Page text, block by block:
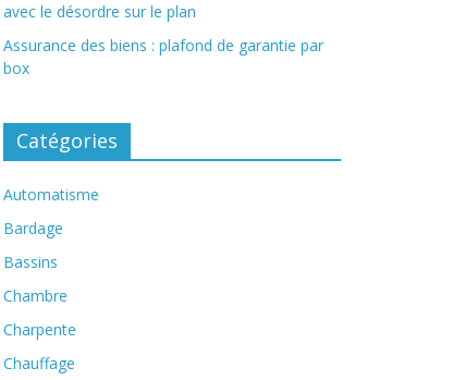
avec le désordre sur le plan
Assurance des biens : plafond de garantie par
box
Catégories
Automatisme
Bardage
Bassins
Chambre
Charpente
Chauffage